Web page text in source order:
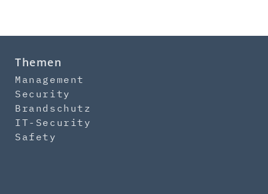
Themen
Management
Security
Brandschutz
IT-Security
Safety